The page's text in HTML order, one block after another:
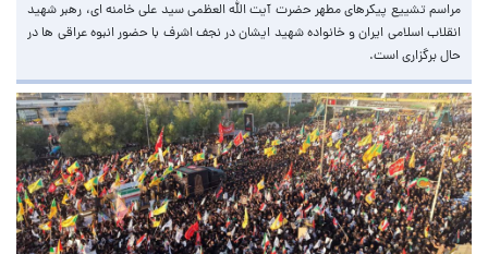
مراسم تشییع پیکرهای مطهر حضرت آیت الله العظمی سید علی خامنه ای، رهبر شهید
انقلاب اسلامی ایران و خانواده شهید ایشان در نجف اشرف با حضور انبوه عراقی ها در
حال برگزاری است.